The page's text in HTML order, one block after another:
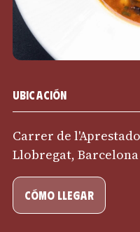
Ubicación
Carrer de
Llobregat, Barcelona
cómo llegar